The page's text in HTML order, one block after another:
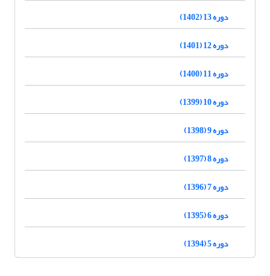
دوره 13 (1402)
دوره 12 (1401)
دوره 11 (1400)
دوره 10 (1399)
دوره 9 (1398)
دوره 8 (1397)
دوره 7 (1396)
دوره 6 (1395)
دوره 5 (1394)